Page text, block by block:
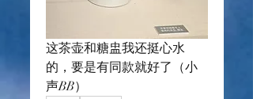
这茶壶和糖盅我还挺心水
的，要是有同款就好了（小
声BB）